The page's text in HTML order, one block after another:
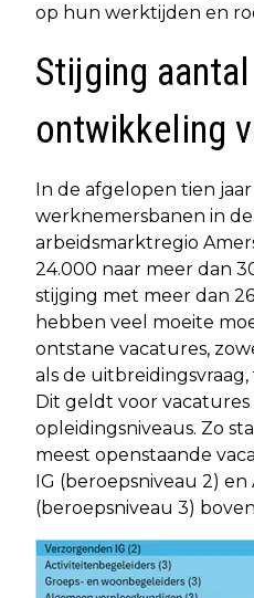
op hun werktijden en
Stijging
ontwikkeling
In de afgelopen tien jaar
werknemersbanen in
arbeidsmarktregio
24.000 naar meer dan
stijging met meer dan
hebben veel moeite
ontstane vacatures,
als de
Dit geldt voor vacatures
opleidingsniveaus. Zo
meest openstaande
IG (beroepsniveau 2)
(beroepsniveau 3)